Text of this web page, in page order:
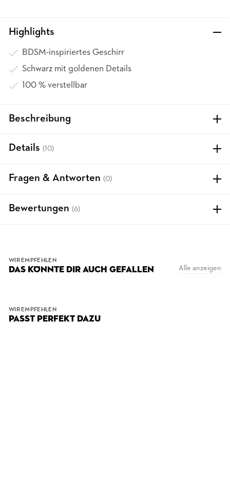
Highlights
BDSM-inspiriertes Geschirr
Schwarz mit goldenen Details
100 % verstellbar
Beschreibung
Details (10)
Fragen & Antworten (0)
Bewertungen (6)
WIR EMPFEHLEN
DAS KÖNNTE DIR AUCH GEFALLEN Alle anzeigen
WIR EMPFEHLEN
PASST PERFEKT DAZU